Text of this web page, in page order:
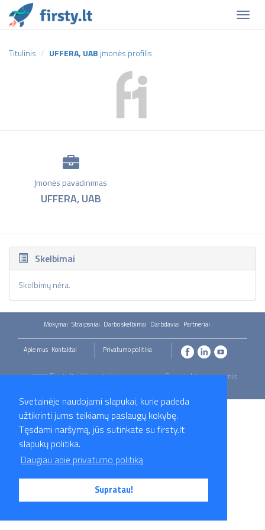
Svetainėje naudojami slapukai, kurie padeda
užtikrinti jums teikiamų paslaugų kokybę.
Tęsdami naršymą, jūs sutinkate su firsty.lt
slapukų politika.
Daugiau apie privatumo politiką
Supratau!
Titulinis UFFERA, UAB įmonės profilis
Įmonės pavadinimas
UFFERA, UAB
Skelbimai
Skelbimų nėra.
Mokymai Straipsniai Darbo skelbimai Darbdaviai Partneriai
Apie mus Kontaktai Privatumo politika
2026 Firsty.lt - Visos teisės saugomos. Susisiekite su mumis